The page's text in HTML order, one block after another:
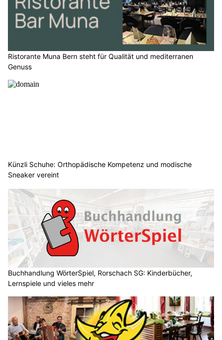
Ristorante Muna Bern steht für Qualität und mediterranen
Genuss
Künzli Schuhe: Orthopädische Kompetenz und modische
Sneaker vereint
Buchhandlung WörterSpiel, Rorschach SG: Kinderbücher,
Lernspiele und vieles mehr